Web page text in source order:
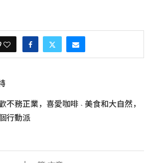
不務正業，喜愛咖啡 ˴ 美食和大自然，
行動派